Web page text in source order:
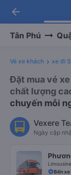
-
arrow_back
Tân Phú
Vé xe khách xe đi
Đặt mua vé
chất lượng
chuyến mỗi
Vexere
Ngày cập
Bến